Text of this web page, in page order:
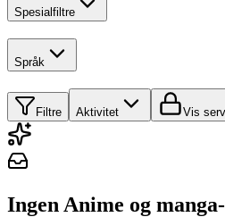
Spesialfiltre
Språk
Filtre Aktivitet Vis
Ingen Anime og